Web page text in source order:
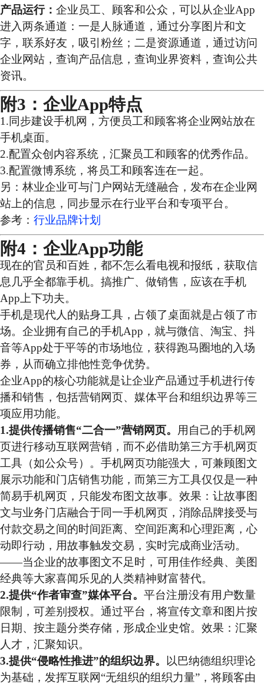
产品运行： 企业员工、顾客和公众，可以从企业App
进入两条通道：一是人脉通道，通过分享图片和文
字，联系好友，吸引粉丝；二是资源通道，通过访问
企业网站，查询产品信息，查询业界资料，查询公共
资讯。
附3：企业App特点
1.同步建设手机网，方便员工和顾客将企业网站放在
手机桌面。
2.配置众创内容系统，汇聚员工和顾客的优秀作品。
3.配置微博系统，将员工和顾客连在一起。
另：林业企业可与门户网站无缝融合，发布在企业网
站上的信息，同步显示在行业平台和专项平台。
参考： 行业品牌计划
附4：企业App功能
现在的官员和百姓，都不怎么看电视和报纸，获取信
息几乎全都靠手机。搞推广、做销售，应该在手机
App上下功夫。
手机是现代人的贴身工具，占领了桌面就是占领了市
场。企业拥有自己的手机App，就与微信、淘宝、抖
音等App处于平等的市场地位，获得跑马圈地的入场
券，从而确立排他性竞争优势。
企业App的核心功能就是让企业产品通过手机进行传
播和销售，包括营销网页、媒体平台和组织边界等三
项应用功能。
1.提供传播销售“二合一”营销网页。 用自己的手机网
页进行移动互联网营销，而不必借助第三方手机网页
工具（如公众号）。手机网页功能强大，可兼顾图文
展示功能和门店销售功能，而第三方工具仅仅是一种
简易手机网页，只能发布图文故事。效果：让故事图
文与业务门店融合于同一手机网页，消除品牌接受与
付款交易之间的时间距离、空间距离和心理距离，心
动即行动，用故事触发交易，实时完成商业活动。
——当企业的故事图文不足时，可用佳作经典、美图
经典等大家喜闻乐见的人类精神财富替代。
2.提供“作者审查”媒体平台。 平台注册没有用户数量
限制，可差别授权。通过平台，将宣传文章和图片按
日期、按主题分类存储，形成企业史馆。效果：汇聚
人才，汇聚知识。
3.提供“侵略性推进”的组织边界。
以巴纳德组织理论
为基础，发挥互联网“无组织的组织力量”，将顾客由